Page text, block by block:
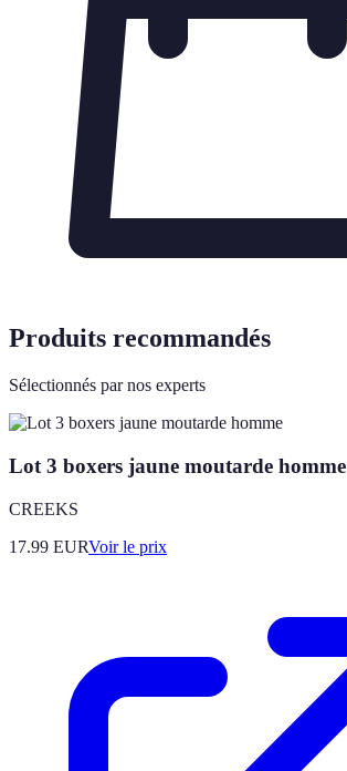
Produits recommandés
Sélectionnés par nos experts
Lot 3 boxers jaune moutarde homme
CREEKS
17.99 EURVoir le prix